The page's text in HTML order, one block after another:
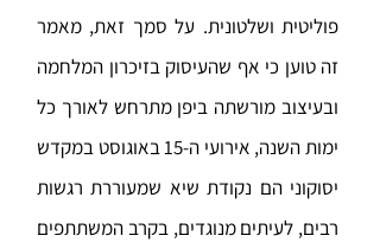
פוליטית ושלטונית. על סמך זאת, מאמר
זה טוען כי אף שהעיסוק בזיכרון המלחמה
ובעיצוב מורשתה ביפן מתרחש לאורך כל
ימות השנה, אירועי ה-15 באוגוסט במקדש
יסוקוני הם נקודת שיא שמעוררת רגשות
רבים, לעיתים מנוגדים, בקרב המשתתפים